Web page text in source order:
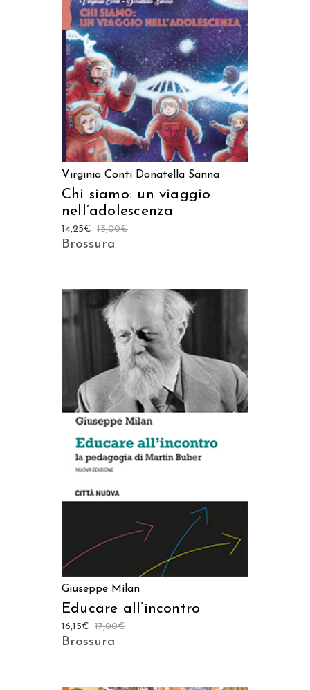
AGGIUNGI AL CARRELLO
Virginia Conti Donatella Sanna
Chi siamo: un viaggio
nell’adolescenza
15,00€
14,25€
Brossura
Giuseppe Milan
Educare all’incontro
17,00€
16,15€
Brossura